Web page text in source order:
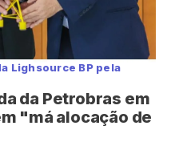
Lighsource BP pela
da Petrobras em
"má alocação de